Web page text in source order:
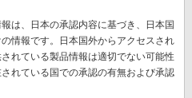
ジ
ジ
ジ
ジ
ー
ジ
は、日本の承認内容に基づき、日本国
情報です。日本国外からアクセスされ
れている製品情報は適切でない可能性
れている国での承認の有無および承認